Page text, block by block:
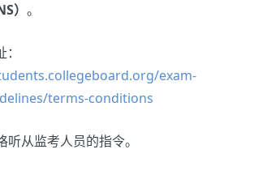
） 。
exam-
terms-conditions
听从监考人员的指令。